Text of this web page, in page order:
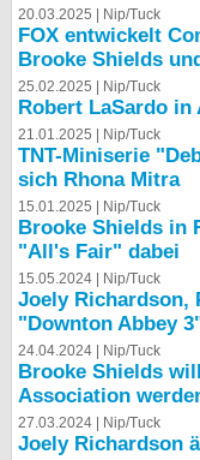
20.03.2025 | Nip/Tuck
FOX entwickelt
Brooke Shields
25.02.2025 | Nip/Tuck
Robert LaSardo
21.01.2025 | Nip/Tuck
TNT-Miniserie
sich Rhona Mitra
15.01.2025 | Nip/Tuck
Brooke Shields in
"All's Fair" dabei
15.05.2024 | Nip/Tuck
Joely Richardson,
"Downton Abbey
24.04.2024 | Nip/Tuck
Brooke Shields
Association
27.03.2024 | Nip/Tuck
Joely Richardson